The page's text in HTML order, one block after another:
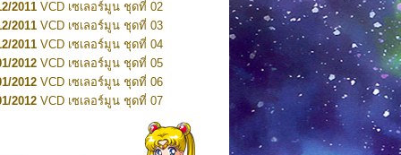
2016 DVD เซเลอร์มูน คริสตัล VOL.4
2016 DVD เซเลอร์มูน คริสตัล VOL.5
2016 DVD เซเลอร์มูน คริสตัล VOL.6
2016DVD เซเลอร์มูน คริสตัล VOL.7
2016DVD เซเลอร์มูน คริสตัล VOL.8
2017 DVD เซเลอร์มูน คริสตัล Box-Set
2011 VCD เซเลอร์มูน ชุดที่ 02
2011 VCD เซเลอร์มูน ชุดที่ 03
2011 VCD เซเลอร์มูน ชุดที่ 04
2012 VCD เซเลอร์มูน ชุดที่ 05
2012 VCD เซเลอร์มูน ชุดที่ 06
2012 VCD เซเลอร์มูน ชุดที่ 07
VCD เซเลอร์มูน ชุดที่ 08
VCD เซเลอร์มูน ชุดที่ 09